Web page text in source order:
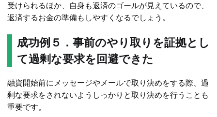
受けられるほか、自身も返済のゴールが見えているので、
返済するお金の準備もしやすくなるでしょう。
成功例５．事前のやり取りを証拠とし
て過剰な要求を回避できた
融資開始前にメッセージやメールで取り決めをする際、過
剰な要求をされないようしっかりと取り決めを行うことも
重要です。